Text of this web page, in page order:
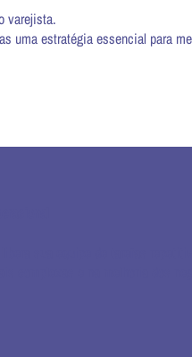
varejista.
uma estratégia essencial para